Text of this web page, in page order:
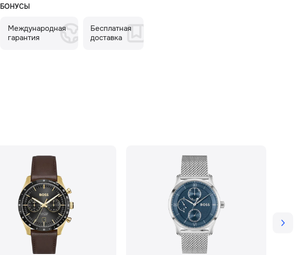
БОНУСЫ
Международная
гарантия
Бесплатная
доставка